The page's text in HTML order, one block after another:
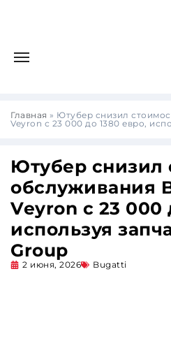
Главная » Ютубер снизил
Veyron с 23 000 до 1380 евро,
Ютубер снизил
обслуживания
Veyron с 23 000
используя
Group
2 июня, 2026 Bugatti